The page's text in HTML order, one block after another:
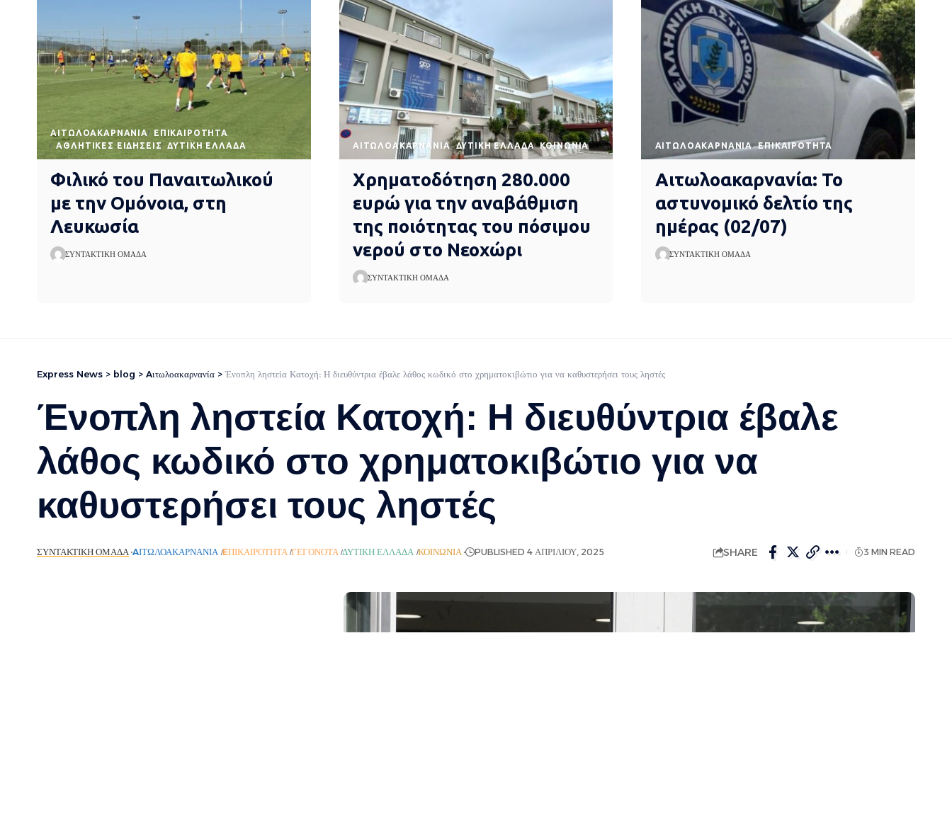
AΙΤΩΛΟΑΚΑΡΝΑΝΊΑ
EΠΙΚΑΙΡΌΤΗΤΑ
ΑΘΛΗΤΙΚΈΣ ΕΙΔΉΣΕΙΣ
ΔΥΤΙΚΉ ΕΛΛΆΔΑ
Φιλικό του Παναιτωλικού
με την Ομόνοια, στη
Λευκωσία
ΣΥΝΤΑΚΤΙΚΉ ΟΜΆΔΑ
AΙΤΩΛΟΑΚΑΡΝΑΝΊΑ ΔΥΤΙΚΉ ΕΛΛΆΔΑ ΚΟΙΝΩΝΊΑ
Χρηματοδότηση 280.000
ευρώ για την αναβάθμιση
της ποιότητας του πόσιμου
νερού στο Νεοχώρι
ΣΥΝΤΑΚΤΙΚΉ ΟΜΆΔΑ
AΙΤΩΛΟΑΚΑΡΝΑΝΊΑ EΠΙΚΑΙΡΌΤΗΤΑ
Αιτωλοακαρνανία: Το
αστυνομικό δελτίο της
ημέρας (02/07)
ΣΥΝΤΑΚΤΙΚΉ ΟΜΆΔΑ
Express News > blog > Aιτωλοακαρνανία >Ένοπλη ληστεία Κατοχή: Η διευθύντρια έβαλε λάθος κωδικό στο χρηματοκιβώτιο για να καθυστερήσει τους ληστές
Ένοπλη ληστεία Κατοχή: Η διευθύντρια έβαλε
λάθος κωδικό στο χρηματοκιβώτιο για να
καθυστερήσει τους ληστές
ΣΥΝΤΑΚΤΙΚΉ ΟΜΆΔΑ AΙΤΩΛΟΑΚΑΡΝΑΝΊΑ EΠΙΚΑΙΡΌΤΗΤΑ ΓΕΓΟΝΌΤΑ ΔΥΤΙΚΉ ΕΛΛΆΔΑ ΚΟΙΝΩΝΊΑ PUBLISHED 4 ΑΠΡΙΛΊΟΥ, 2025 SHARE 3 MIN READ